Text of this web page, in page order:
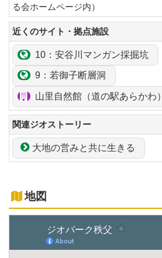
る会ホームページ内）
近くのサイト・拠点施設
10：安谷川マンガン採掘坑
9： 若御子断層洞
山里自然館（道の駅あらかわ）
関連ジオストーリー
大地の営みと共に生きる
地図